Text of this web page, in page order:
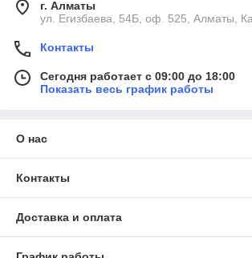
г. Алматы
ул. Егизбаева, 54Б, оф. 525, Алматы,
Контакты
Сегодня работает с 09:00 до 18:00
Показать весь график работы
О нас
Контакты
Доставка и оплата